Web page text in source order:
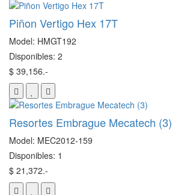
Piñon Vertigo Hex 17T
Model: HMGT192
Disponibles: 2
$ 39,156.-
Resortes Embrague Mecatech (3)
Model: MEC2012-159
Disponibles: 1
$ 21,372.-